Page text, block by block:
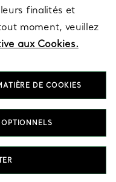
finalités et
moment, veuillez
aux Cookies.
DE COOKIES
OPTIONNELS